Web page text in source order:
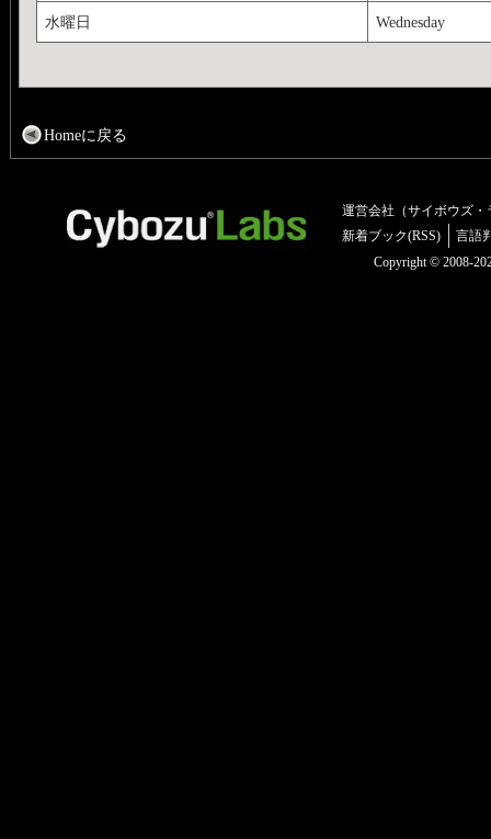
水曜日 Wednesday
Homeに戻る
運営会社（サイボウズ・
新着ブック(RSS)
言語
Copyright © 2008-